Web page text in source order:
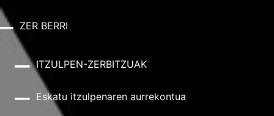
ZER BERRI
ITZULPEN-ZERBITZUAK
Eskatu itzulpenaren aurrekontua